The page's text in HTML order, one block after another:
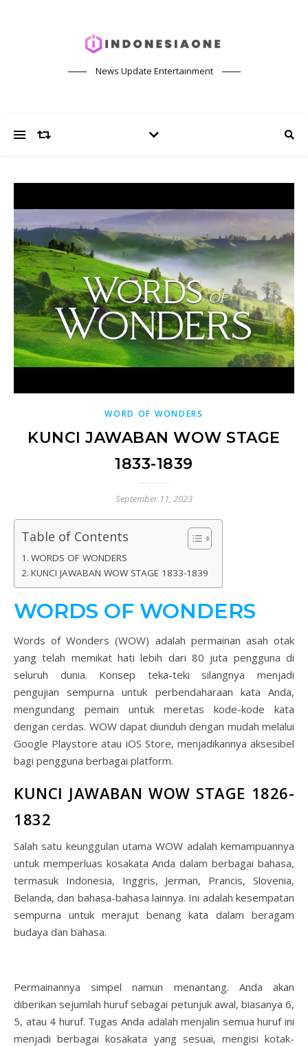
News Update Entertainment
WORD OF WONDERS
KUNCI JAWABAN WOW STAGE
1833-1839
September 11, 2023
Table of Contents
WORDS OF WONDERS
KUNCI JAWABAN WOW STAGE 1833-1839
WORDS OF WONDERS
Words of Wonders (WOW) adalah permainan asah otak
yang telah memikat hati lebih dari 80 juta pengguna di
seluruh dunia. Konsep teka-teki silangnya menjadi
pengujian sempurna untuk perbendaharaan kata Anda,
mengundang pemain untuk meretas kode-kode kata
dengan cerdas. WOW dapat diunduh dengan mudah melalui
Google Playstore atau iOS Store, menjadikannya aksesibel
bagi pengguna berbagai platform.
KUNCI JAWABAN WOW STAGE 1826-
1832
Salah satu keunggulan utama WOW adalah kemampuannya
untuk memperluas kosakata Anda dalam berbagai bahasa,
termasuk Indonesia, Inggris, Jerman, Prancis, Slovenia,
Belanda, dan bahasa-bahasa lainnya. Ini adalah kesempatan
sempurna untuk merajut benang kata dalam beragam
budaya dan bahasa.
Permainannya simpel namun menantang. Anda akan
diberikan sejumlah huruf sebagai petunjuk awal, biasanya 6,
5, atau 4 huruf. Tugas Anda adalah menjalin semua huruf ini
menjadi berbagai kosakata yang sesuai, mengisi kotak-